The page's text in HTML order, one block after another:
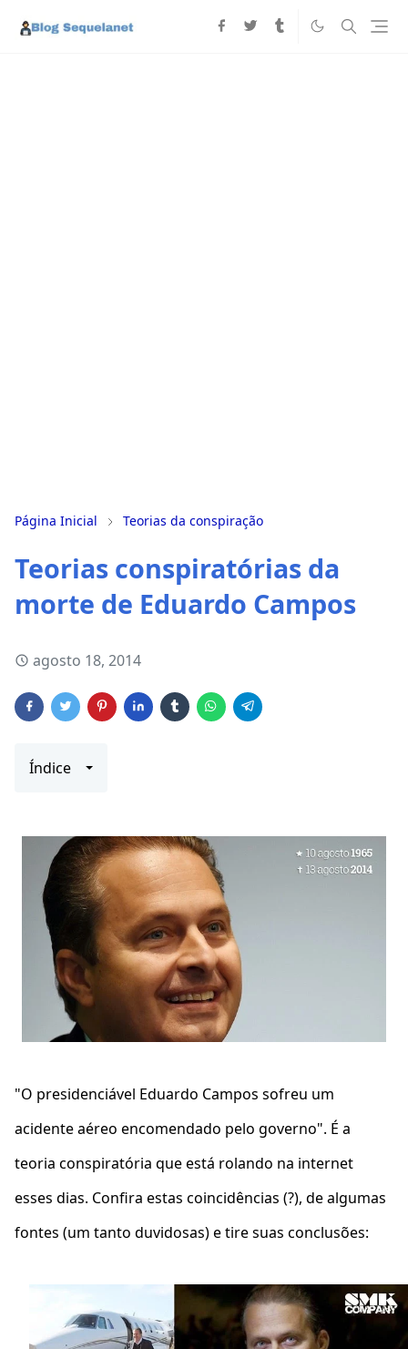
Página Inicial Teorias da conspiração
Teorias conspiratórias da
morte de Eduardo Campos
agosto 18, 2014
Índice
"O presidenciável Eduardo Campos sofreu um
acidente aéreo encomendado pelo governo". É a
teoria conspiratória que está rolando na internet
esses dias. Confira estas coincidências (?), de algumas
fontes (um tanto duvidosas) e tire suas conclusões: